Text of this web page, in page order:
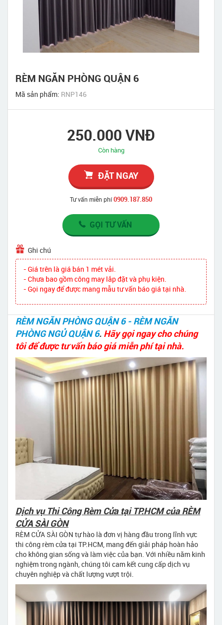
RÈM NGĂN PHÒNG QUẬN 6
Mã sản phẩm: RNP146
250.000 VNĐ
Còn hàng
ĐẶT NGAY
Tư vấn miễn phí0909.187.850
GỌI TƯ VẤN
Ghi chú
- Giá trên là giá bán 1 mét vải.
- Chưa bao gồm công may lắp đặt và phụ kiện.
- Gọi ngay để được mang mẫu tư vấn báo giá tại nhà.
RÈM NGĂN PHÒNG QUẬN 6 - RÈM NGĂN
PHÒNG NGỦ QUẬN 6. Hãy gọi ngay cho chúng
tôi để được tư vấn báo giá miễn phí tại nhà.
Dịch vụ Thi Công Rèm Cửa tại TP.HCM của RÈM
CỬA SÀI GÒN
RÈM CỬA SÀI GÒN tự hào là đơn vị hàng đầu trong lĩnh vực
thi công rèm cửa tại TP.HCM, mang đến giải pháp hoàn hảo
cho không gian sống và làm việc của bạn. Với nhiều năm kinh
nghiệm trong ngành, chúng tôi cam kết cung cấp dịch vụ
chuyên nghiệp và chất lượng vượt trội.